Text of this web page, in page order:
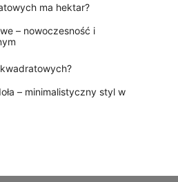
ma hektar?
– nowoczesność i
– minimalistyczny styl w